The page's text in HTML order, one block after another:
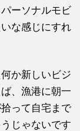
ーソナルモビ
な感じにすれ
か新しいビジ
、漁港に朝一
って自宅まで
じゃないです